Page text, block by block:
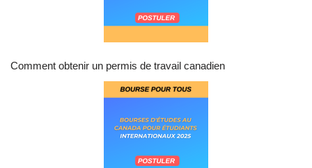
Comment obtenir un permis de travail canadien